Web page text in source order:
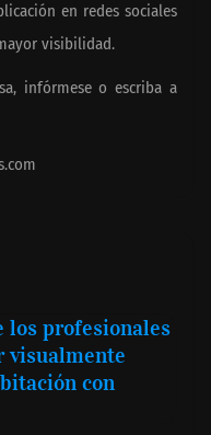
en redes sociales
visibilidad.
infórmese o escriba a
los profesionales
visualmente
con